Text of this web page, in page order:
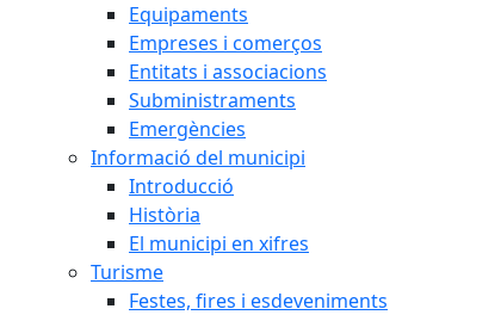
Equipaments
Empreses i comerços
Entitats i associacions
Subministraments
Emergències
Informació del municipi
Introducció
Història
El municipi en xifres
Turisme
Festes, fires i esdeveniments